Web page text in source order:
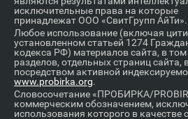
исключительные права на которые
принадлежат ООО «СвитГрупп АйТи».
Любое использование (включая
установленном статьей 1274
кодекса РФ) материалов сайта, в
разделов, отдельных страниц
посредством активной
www.probirka.org.
Словосочетание «ПРОБИРКА/
коммерческим обозначением,
использования которого в качестве